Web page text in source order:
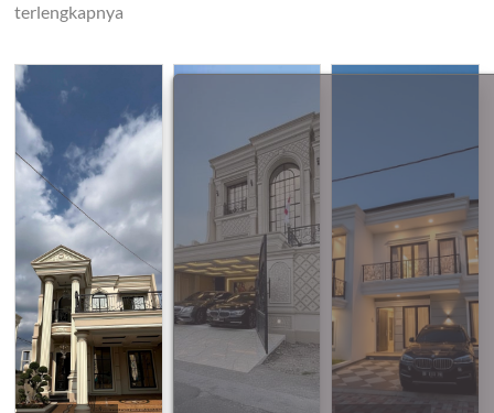
terlengkapnya